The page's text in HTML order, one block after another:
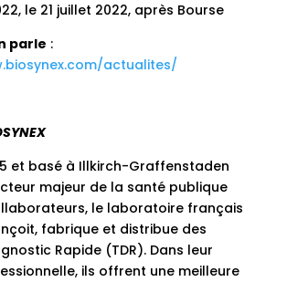
le 21 juillet 2022, après Bourse
parle :
actualites/
et basé à Illkirch-Graffenstaden
majeur de la santé publique
le laboratoire français
fabrique et distribue des
Rapide (TDR). Dans leur
ils offrent une meilleure